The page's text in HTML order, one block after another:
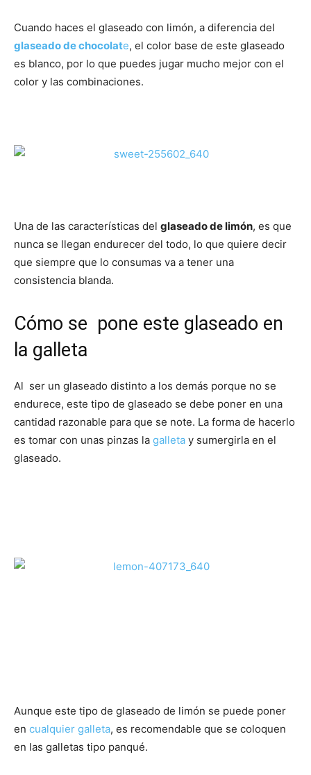
Online
Cuando haces el glaseado con limón, a diferencia del
glaseado de chocolate, el color base de este glaseado
es blanco, por lo que puedes jugar mucho mejor con el
color y las combinaciones.
Una de las características del glaseado de limón, es que
nunca se llegan endurecer del todo, lo que quiere decir
que siempre que lo consumas va a tener una
consistencia blanda.
Cómo se pone este glaseado en
la galleta
Al ser un glaseado distinto a los demás porque no se
endurece, este tipo de glaseado se debe poner en una
cantidad razonable para que se note. La forma de hacerlo
es tomar con unas pinzas la galleta y sumergirla en el
glaseado.
Aunque este tipo de glaseado de limón se puede poner
en cualquier galleta, es recomendable que se coloquen
en las galletas tipo panqué.